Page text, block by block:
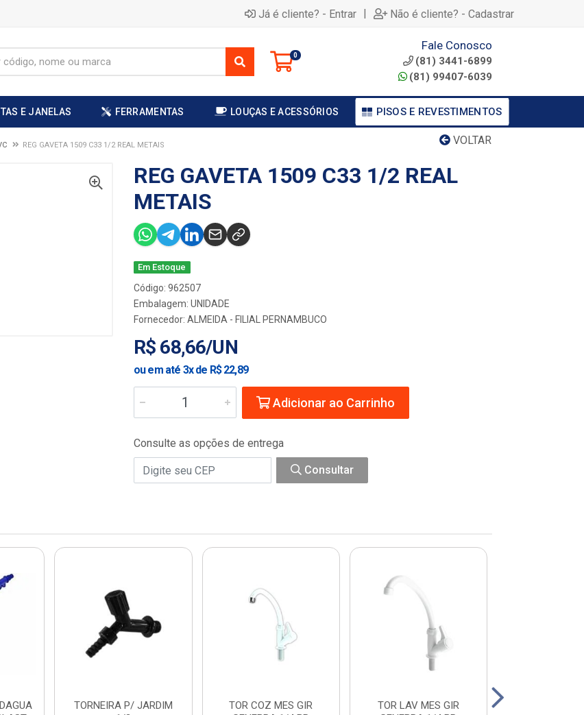
Já é cliente? - Entrar | Não é cliente? - Cadastrar
0
Fale Conosco
(81) 3441-6899
(81) 99407-6039
E JANELAS FERRAMENTAS LOUÇAS E ACESSÓRIOS PISOS E REVESTIMENTOS
VOLTAR
REG GAVETA 1509 C33 1/2 REAL METAIS
REG GAVETA 1509 C33 1/2 REAL
METAIS
Em Estoque
Código: 962507
Embalagem: UNIDADE
Fornecedor: ALMEIDA - FILIAL PERNAMBUCO
R$ 68,66/UN
ou em até 3x de R$ 22,89
Adicionar ao Carrinho
Consulte as opções de entrega
Consultar
TORNEIRA P/ JARDIM
TOR COZ MES GIR
TOR LAV MES GIR